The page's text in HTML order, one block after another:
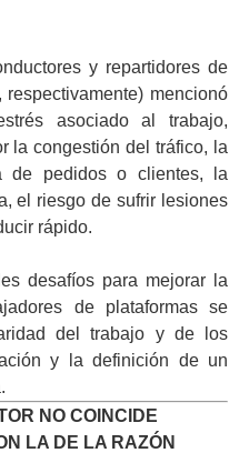
y repartidores de
mencionó
asociado al trabajo,
la congestión del tráfico, la
de pedidos o clientes, la
el riesgo de sufrir lesiones
rápido.
desafíos para mejorar la
de plataformas se
del trabajo y de los
y la definición de un
NO COINCIDE
LA DE LA RAZÓN